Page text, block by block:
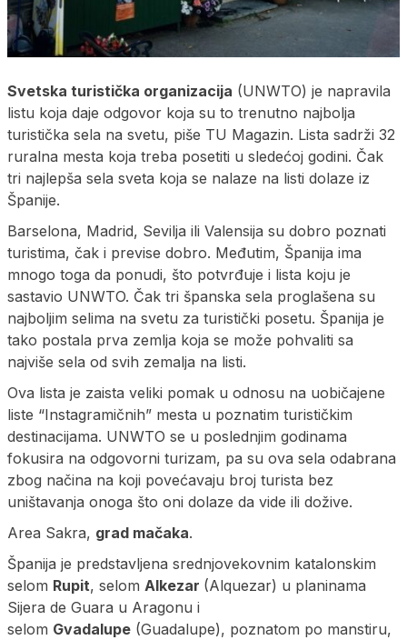
Svetska turistička organizacija (UNWTO) je napravila
listu koja daje odgovor koja su to trenutno najbolja
turistička sela na svetu, piše TU Magazin. Lista sadrži 32
ruralna mesta koja treba posetiti u sledećoj godini. Čak
tri najlepša sela sveta koja se nalaze na listi dolaze iz
Španije.
Barselona, Madrid, Sevilja ili Valensija su dobro poznati
turistima, čak i previse dobro. Međutim, Španija ima
mnogo toga da ponudi, što potvrđuje i lista koju je
sastavio UNWTO. Čak tri španska sela proglašena su
najboljim selima na svetu za turistički posetu. Španija je
tako postala prva zemlja koja se može pohvaliti sa
najviše sela od svih zemalja na listi.
Ova lista je zaista veliki pomak u odnosu na uobičajene
liste “Instagramičnih” mesta u poznatim turističkim
destinacijama. UNWTO se u poslednjim godinama
fokusira na odgovorni turizam, pa su ova sela odabrana
zbog načina na koji povećavaju broj turista bez
uništavanja onoga što oni dolaze da vide ili dožive.
Area Sakra, grad mačaka.
Španija je predstavljena srednjovekovnim katalonskim
selom Rupit, selom Alkezar (Alquezar) u planinama
Sijera de Guara u Aragonu i
selom Gvadalupe (Guadalupe), poznatom po manstiru,